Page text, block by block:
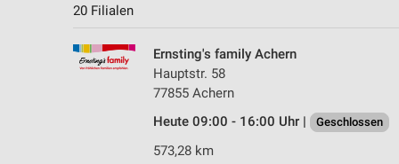
20 Filialen
Ernsting's family Achern
Hauptstr. 58
77855 Achern
Heute 09:00 - 16:00 Uhr |
Geschlossen
573,28 km